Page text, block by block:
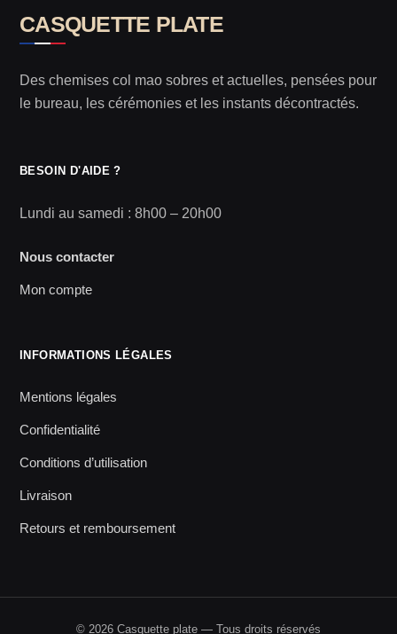
CASQUETTE PLATE
Des chemises col mao sobres et actuelles, pensées pour
le bureau, les cérémonies et les instants décontractés.
BESOIN D'AIDE ?
Lundi au samedi : 8h00 – 20h00
Nous contacter
Mon compte
INFORMATIONS LÉGALES
Mentions légales
Confidentialité
Conditions d’utilisation
Livraison
Retours et remboursement
© 2026 Casquette plate — Tous droits réservés